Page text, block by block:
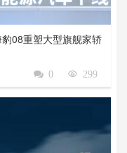
08重塑大型旗舰家轿
299

0
